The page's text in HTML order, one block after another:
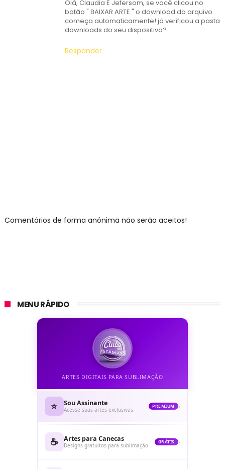
Olá, Claudia E Jefersom, se você clicou no
botão " BAIXAR ARTE " o download do arquivo
começa automaticamente! já verificou a pasta
downloads do seu dispositivo?
Responder
Comentários de forma anônima não serão aceitos!
MENU RÁPIDO
ARTES DIGITAIS PARA SUBLIMAÇÃO
⭐ Sou Assinante
Acesse suas artes exclusivas
PREMIUM ›
☕ Artes para Canecas
Designs gratuitos para sublimação
GRÁTIS ›